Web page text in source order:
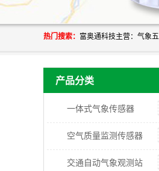
热门搜索：
产品分类
一体式气象传感器
空气质量监测传感器
交通自动气象观测站